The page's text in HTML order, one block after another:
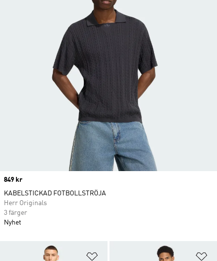
Lägg till på önskelistan
Price
849 kr
KABELSTICKAD FOTBOLLSTRÖJA
Herr Originals
3 färger
Nyhet